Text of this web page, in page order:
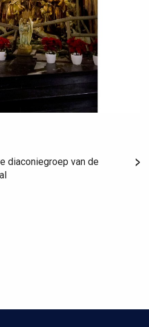
diaconiegroep van de